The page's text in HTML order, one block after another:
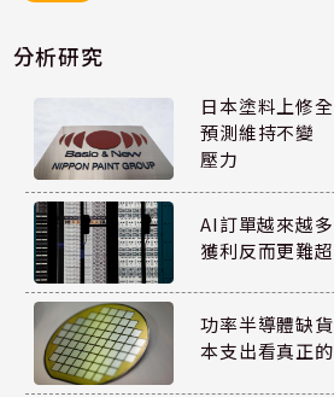
分析研究
日本塗料上修
預測維持不變
壓力
AI訂單越來越
獲利反而更難
功率半導體缺
本支出看真正